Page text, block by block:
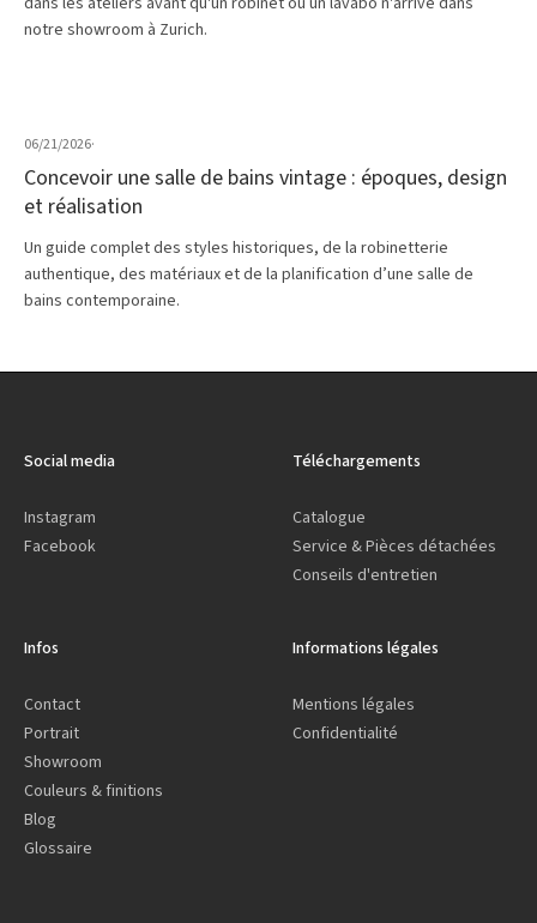
notre showroom à Zurich.
06/21/2026·
Concevoir une salle de bains vintage : époques, design
et réalisation
Un guide complet des styles historiques, de la robinetterie
authentique, des matériaux et de la planification d’une salle de
bains contemporaine.
Social media
Instagram
Facebook
Téléchargements
Catalogue
Service & Pièces détachées
Conseils d'entretien
Infos
Contact
Portrait
Showroom
Couleurs & finitions
Blog
Glossaire
Informations légales
Mentions légales
Confidentialité